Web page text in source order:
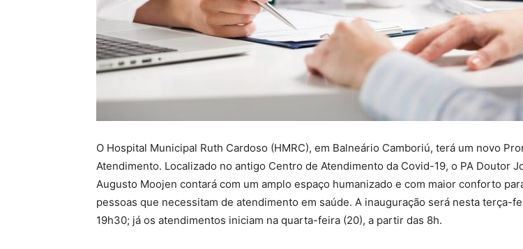
O Hospital Municipal Ruth Cardoso (HMRC), em Balneário Camboriú, terá um novo
Atendimento. Localizado no antigo Centro de Atendimento da Covid-19, o PA Doutor
Augusto Moojen contará com um amplo espaço humanizado e com maior conforto
pessoas que necessitam de atendimento em saúde. A inauguração será nesta terça-
19h30; já os atendimentos iniciam na quarta-feira (20), a partir das 8h.